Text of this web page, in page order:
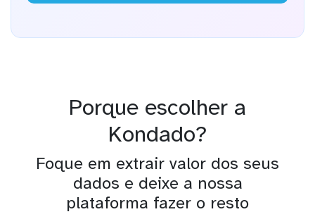
Porque escolher a
Kondado?
Foque em extrair valor dos seus
dados e deixe a nossa
plataforma fazer o resto